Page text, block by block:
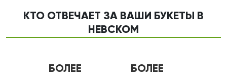
КТО ОТВЕЧАЕТ ЗА ВАШИ БУКЕТЫ В
НЕВСКОМ
БОЛЕЕ БОЛЕЕ